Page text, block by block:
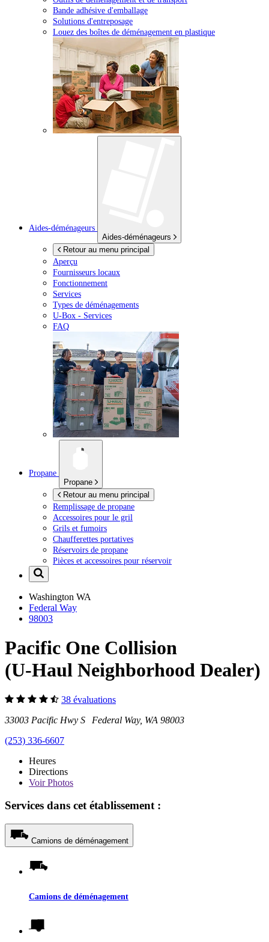
Bande adhésive d'emballage
Solutions d'entreposage
Louez des boîtes de déménagement en plastique
Aides-déménageurs
Aides-déménageurs
Retour au menu principal
Aperçu
Fournisseurs locaux
Fonctionnement
Services
Types de déménagements
U-Box - Services
FAQ
Propane
Propane
Retour au menu principal
Remplissage de propane
Accessoires pour le gril
Grils et fumoirs
Chaufferettes portatives
Réservoirs de propane
Pièces et accessoires pour réservoir
Washington WA
Federal Way
98003
Pacific One Collision
(U-Haul Neighborhood Dealer)
38 évaluations
33003 Pacific Hwy S Federal Way, WA 98003
(253) 336-6607
Heures
Directions
VoirPhotos
Services dans cet établissement :
Camions de déménagement
Camions de déménagement